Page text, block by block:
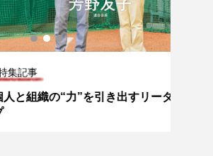
“力”を引き出すリーダーシッ